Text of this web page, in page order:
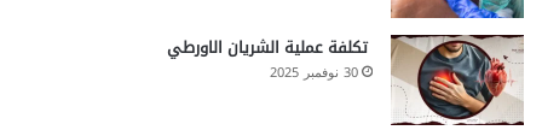
تكلفة عملية الشريان الاورطي
30 نوفمبر 2025